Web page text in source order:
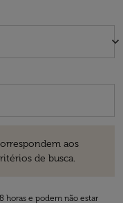
keyboard_arrow_down
aos
de busca.
horas e podem não estar